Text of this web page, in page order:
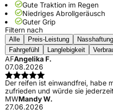
Gute Traktion im Regen
Niedriges Abrollgeräusch
Guter Grip
Filtern nach
Alle Preis-Leistung Nasshaftung
Fahrgefühl
Langlebigkeit
AFAngelika F.
07.08.2026
Der reifen ist einwandfrei, habe
zufrieden und würde sie
MWMandy W.
27.06.2026